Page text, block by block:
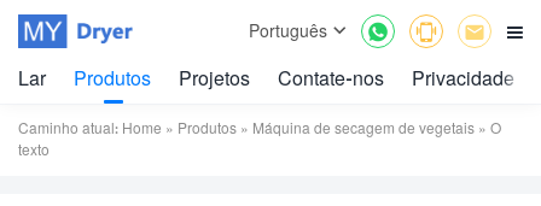

  
Português
Lar Produtos Projetos Contate-nos Privacidade
Caminho atual: Home » Produtos » Máquina de secagem de vegetais » O
texto